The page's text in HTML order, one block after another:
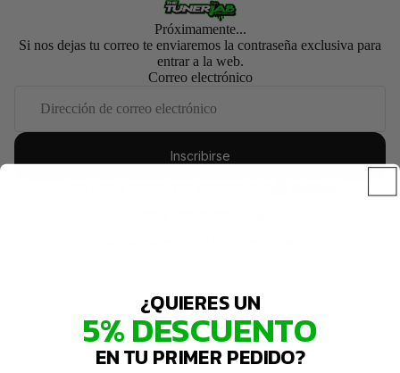
Próximamente...
Si nos dejas tu correo te enviaremos la contraseña exclusiva para
entrar a la web.
Correo electrónico
Inscribirse
¿QUIERES UN
5% DESCUENTO
EN TU PRIMER PEDIDO?